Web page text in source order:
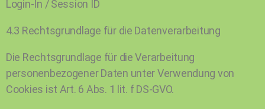
Login-In / Session ID
4.3 Rechtsgrundlage für die Datenverarbeitung
Die Rechtsgrundlage für die Verarbeitung
personenbezogener Daten unter Verwendung von
Cookies ist Art. 6 Abs. 1 lit. f DS-GVO.